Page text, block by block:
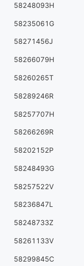
58248093H
58235061G
58271456J
58266079H
58260265T
58289246R
58257707H
58266269R
58202152P
58248493G
58257522V
58236847L
58248733Z
58261133V
58299845C